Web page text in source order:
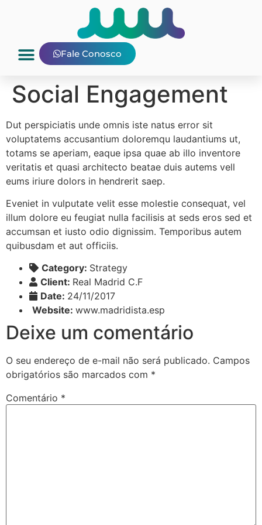
Fale Conosco
Social Engagement
Dut perspiciatis unde omnis iste natus error sit
voluptatems accusantium doloremqu laudantiums ut,
totams se aperiam, eaque ipsa quae ab illo inventore
veritatis et quasi architecto beatae duis autems vell
eums iriure dolors in hendrerit saep.
Eveniet in vulputate velit esse molestie consequat, vel
illum dolore eu feugiat nulla facilisis at seds eros sed et
accumsan et iusto odio dignissim. Temporibus autem
quibusdam et aut officiis.
Category: Strategy
Client: Real Madrid C.F
Date: 24/11/2017
Website: www.madridista.esp
Deixe um comentário
O seu endereço de e-mail não será publicado. Campos
obrigatórios são marcados com *
Comentário *